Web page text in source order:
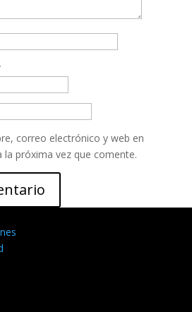
correo electrónico y web en
la próxima vez que comente.